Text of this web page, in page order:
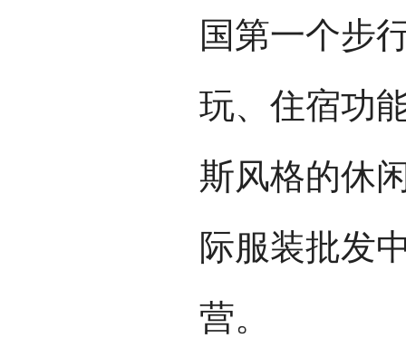
国第一个步
玩、住宿功
斯风格的休
际服装批发
营。